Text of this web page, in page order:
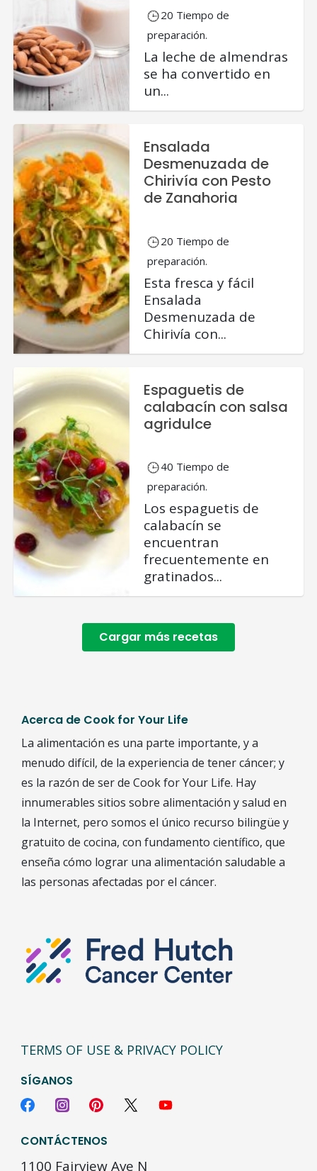
20 Tiempo de
preparación.
La leche de almendras
se ha convertido en
un...
Ensalada
Desmenuzada de
Chirivía con Pesto
de Zanahoria
20 Tiempo de
preparación.
Esta fresca y fácil
Ensalada
Desmenuzada de
Chirivía con...
Espaguetis de
calabacín con salsa
agridulce
40 Tiempo de
preparación.
Los espaguetis de
calabacín se
encuentran
frecuentemente en
gratinados...
Cargar más recetas
Acerca de Cook for Your Life
La alimentación es una parte importante, y a
menudo difícil, de la experiencia de tener cáncer; y
es la razón de ser de Cook for Your Life. Hay
innumerables sitios sobre alimentación y salud en
la Internet, pero somos el único recurso bilingüe y
gratuito de cocina, con fundamento científico, que
enseña cómo lograr una alimentación saludable a
las personas afectadas por el cáncer.
TERMS OF USE & PRIVACY POLICY
SÍGANOS
CONTÁCTENOS
1100 Fairview Ave N